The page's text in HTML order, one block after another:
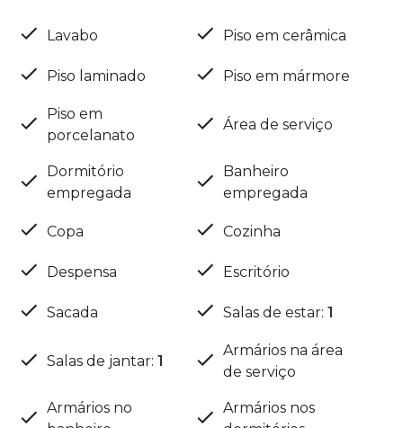
Lavabo Piso em cerâmica
Piso laminado Piso em mármore
Piso em
porcelanato
Área de serviço
Dormitório
empregada
Banheiro
empregada
Copa Cozinha
Despensa Escritório
Sacada Salas de estar: 1
Salas de jantar: 1
Armários na área
de serviço
Armários no
Armários nos